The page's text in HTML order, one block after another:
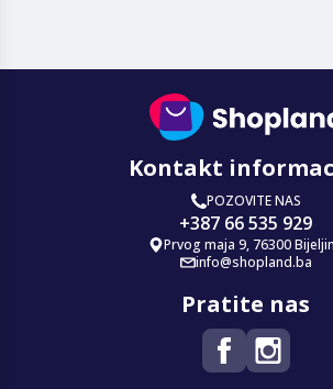
Kontakt
POZOVITE NAS
+387 66 535 929
Prvog maja 9, 76300
info@shopland.ba
Pratite nas